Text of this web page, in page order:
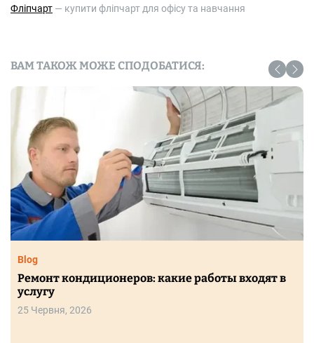
Фліпчарт — купити фліпчарт для офісу та навчання
ВАМ ТАКОЖ МОЖЕ СПОДОБАТИСЯ:
Blog
Ремонт кондиционеров: какие работы входят в
услугу
25 Червня, 2026